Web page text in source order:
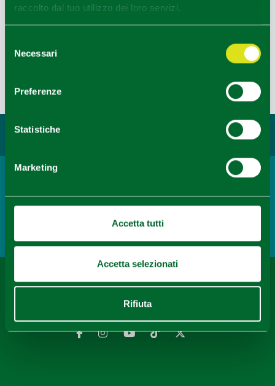
raccolto dal tuo utilizzo dei loro servizi.
delNecessari
Preferenze
Statistiche
Marketing
Accetta tutti
Accetta selezionati
Rifiuta
REDAZIONE
Potrebbe interessarti...
Febbio
Contenuti di proprietà di Destinazione Turistica Emilia
rilasciati sotto Licenza CC-BY